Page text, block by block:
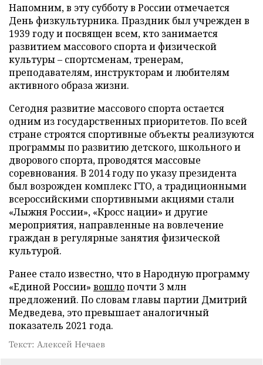
Напомним, в эту субботу в России отмечается
День физкультурника. Праздник был учрежден в
1939 году и посвящен всем, кто занимается
развитием массового спорта и физической
культуры – спортсменам, тренерам,
преподавателям, инструкторам и любителям
активного образа жизни.
Сегодня развитие массового спорта остается
одним из государственных приоритетов. По всей
стране строятся спортивные объекты реализуются
программы по развитию детского, школьного и
дворового спорта, проводятся массовые
соревнования. В 2014 году по указу президента
был возрожден комплекс ГТО, а традиционными
всероссийскими спортивными акциями стали
«Лыжня России», «Кросс нации» и другие
мероприятия, направленные на вовлечение
граждан в регулярные занятия физической
культурой.
Ранее стало известно, что в Народную программу
«Единой России» вошлопочти 3 млн
предложений. По словам главы партии Дмитрий
Медведева, это превышает аналогичный
показатель 2021 года.
Текст: Алексей Нечаев